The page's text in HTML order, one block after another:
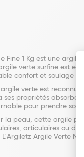
Fine 1 Kg est une
verte surfine est
confort et soulage
verte est
ses propriétés
pour prendre
la peau, cette argile
articulaires ou
Argile Verte